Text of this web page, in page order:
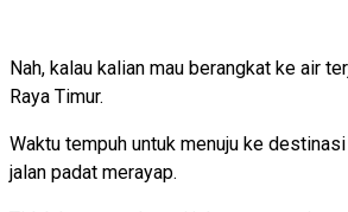
Nah, kalau kalian mau berangkat ke air
Raya Timur.
Waktu tempuh untuk menuju ke
jalan padat merayap.